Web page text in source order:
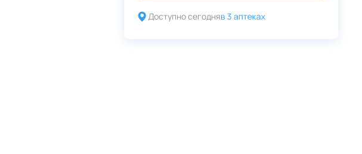
Доступно сегодняв 3 аптеках